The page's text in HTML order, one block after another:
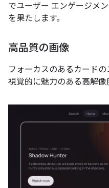
でユーザー エンゲージメ
を果たします。
高品質の画像
フォーカスのあるカードの
視覚的に魅力のある高解像